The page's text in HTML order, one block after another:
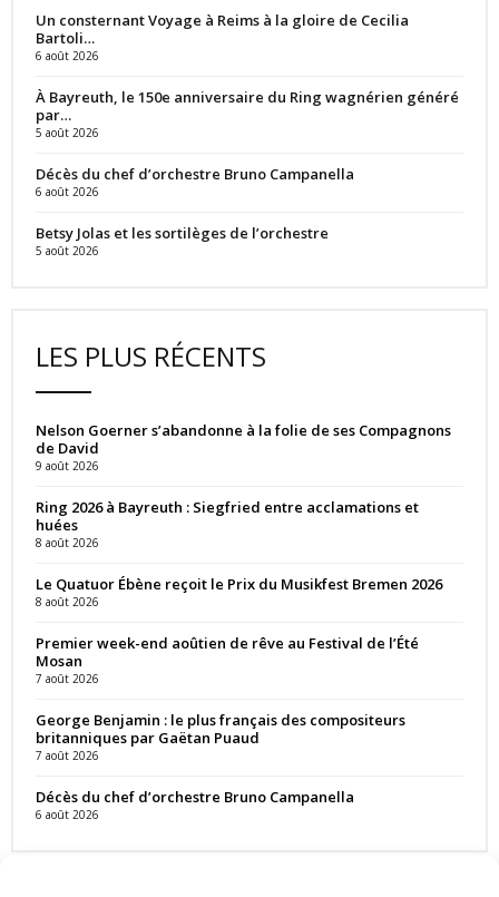
Un consternant Voyage à Reims à la gloire de Cecilia
Bartoli…
6 août 2026
À Bayreuth, le 150e anniversaire du Ring wagnérien généré
par…
5 août 2026
Décès du chef d’orchestre Bruno Campanella
6 août 2026
Betsy Jolas et les sortilèges de l’orchestre
5 août 2026
LES PLUS RÉCENTS
Nelson Goerner s’abandonne à la folie de ses Compagnons
de David
9 août 2026
Ring 2026 à Bayreuth : Siegfried entre acclamations et
huées
8 août 2026
Le Quatuor Ébène reçoit le Prix du Musikfest Bremen 2026
8 août 2026
Premier week-end aoûtien de rêve au Festival de l’Été
Mosan
7 août 2026
George Benjamin : le plus français des compositeurs
britanniques par Gaëtan Puaud
7 août 2026
Décès du chef d’orchestre Bruno Campanella
6 août 2026